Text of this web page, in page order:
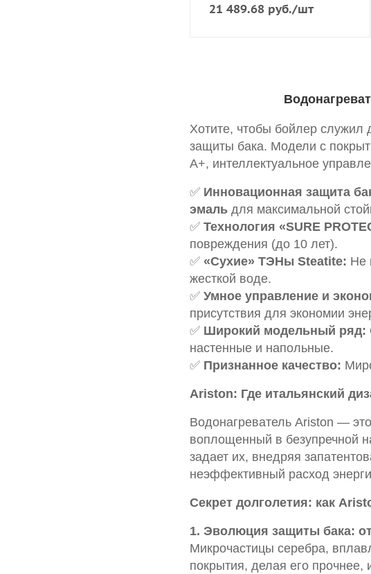
21 489.68 руб./шт
Хотите, чтобы бойлер
защиты бака. Модели с
А+, интеллектуальное
✅ Инновационная защита
эмаль для максимальной
✅ Технология «SURE
повреждения (до 10 лет).
✅ «Сухие» ТЭНы Steatite: Не
жесткой воде.
✅ Умное управление и
присутствия для экономии
✅ Широкий модельный ряд:
настенные и напольные.
✅ Признанное качество:
Ariston: Где итальянский
Водонагреватель Ariston —
воплощенный в безупречной
задает их, внедряя
неэффективный расход
Секрет долголетия: как
1. Эволюция защиты бака:
Микрочастицы серебра,
покрытия, делая его